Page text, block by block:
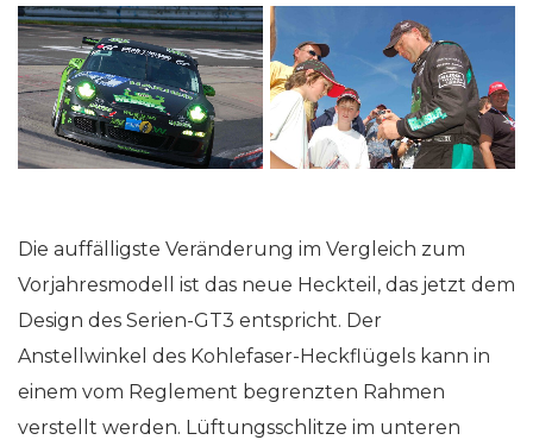
Die auffälligste Veränderung im Vergleich zum
Vorjahresmodell ist das neue Heckteil, das jetzt dem
Design des Serien-GT3 entspricht. Der
Anstellwinkel des Kohlefaser-Heckflügels kann in
einem vom Reglement begrenzten Rahmen
verstellt werden. Lüftungsschlitze im unteren